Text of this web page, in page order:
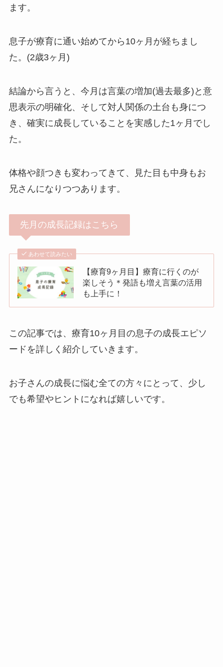
ます。
息子が療育に通い始めてから10ヶ月が経ちまし
た。(2歳3ヶ月)
結論から言うと、今月は言葉の増加(過去最多)と意
思表示の明確化、そして対人関係の土台も身につ
き、確実に成長していることを実感した1ヶ月でし
た。
体格や顔つきも変わってきて、見た目も中身もお
兄さんになりつつあります。
先月の成長記録はこちら
あわせて読みたい
【療育9ヶ月目】療育に行くのが
楽しそう＊発語も増え言葉の活用
も上手に！
この記事では、療育10ヶ月目の息子の成長エピソ
ードを詳しく紹介していきます。
お子さんの成長に悩む全ての方々にとって、少し
でも希望やヒントになれば嬉しいです。